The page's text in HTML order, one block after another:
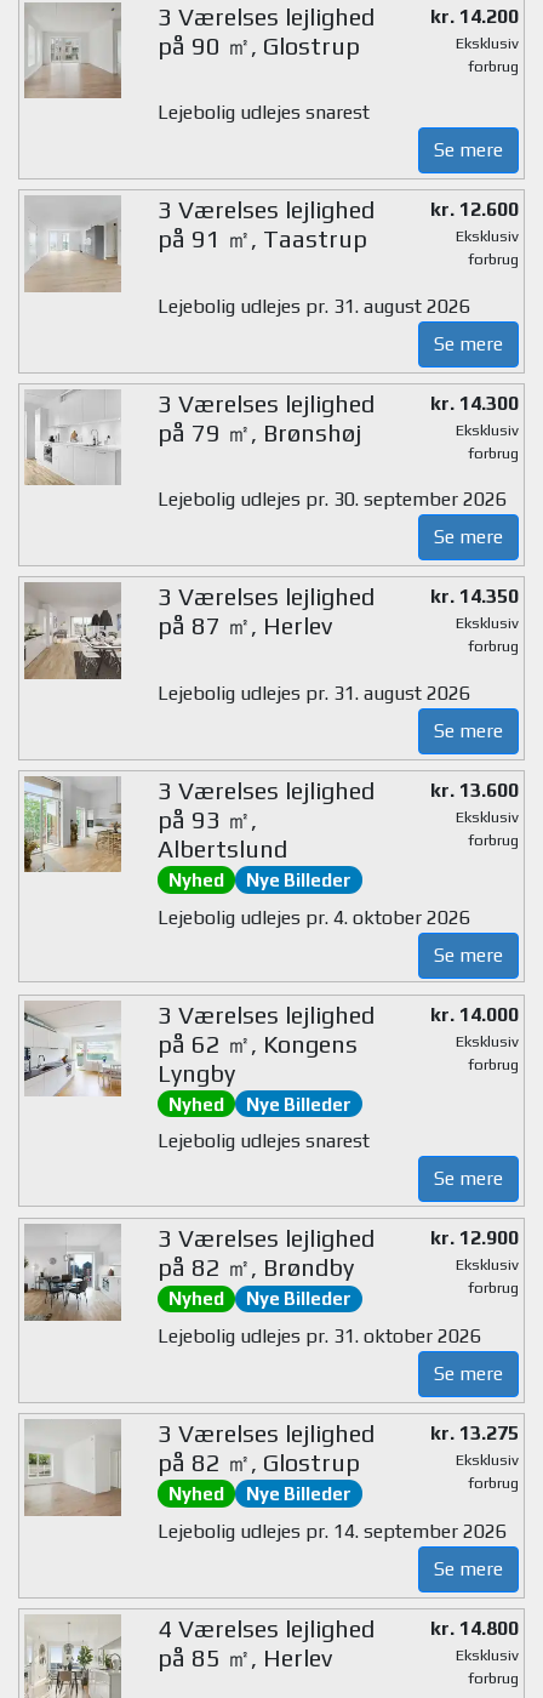
3 Værelses lejlighed
på 90 ㎡, Glostrup
kr. 14.200
Eksklusiv
forbrug
Lejebolig udlejes snarest
Se mere
3 Værelses lejlighed
på 91 ㎡, Taastrup
kr. 12.600
Eksklusiv
forbrug
Lejebolig udlejes pr. 31. august 2026
Se mere
3 Værelses lejlighed
på 79 ㎡, Brønshøj
kr. 14.300
Eksklusiv
forbrug
Lejebolig udlejes pr. 30. september 2026
Se mere
3 Værelses lejlighed
på 87 ㎡, Herlev
kr. 14.350
Eksklusiv
forbrug
Lejebolig udlejes pr. 31. august 2026
Se mere
3 Værelses lejlighed
på 93 ㎡,
Albertslund
Nyhed Nye Billeder
kr. 13.600
Eksklusiv
forbrug
Lejebolig udlejes pr. 4. oktober 2026
Se mere
3 Værelses lejlighed
på 62 ㎡, Kongens
Lyngby
Nyhed Nye Billeder
kr. 14.000
Eksklusiv
forbrug
Lejebolig udlejes snarest
Se mere
3 Værelses lejlighed
på 82 ㎡, Brøndby
Nyhed Nye Billeder
kr. 12.900
Eksklusiv
forbrug
Lejebolig udlejes pr. 31. oktober 2026
Se mere
3 Værelses lejlighed
på 82 ㎡, Glostrup
Nyhed Nye Billeder
kr. 13.275
Eksklusiv
forbrug
Lejebolig udlejes pr. 14. september 2026
Se mere
4 Værelses lejlighed
på 85 ㎡, Herlev
kr. 14.800
Eksklusiv
forbrug